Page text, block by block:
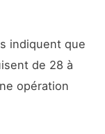
indiquent que
de 28 à
opération